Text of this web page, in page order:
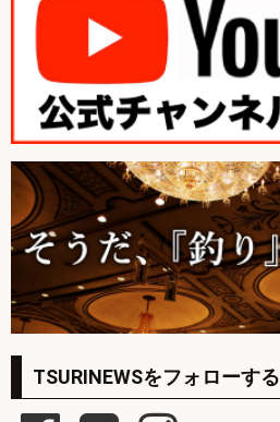
TSURINEWSをフォローする